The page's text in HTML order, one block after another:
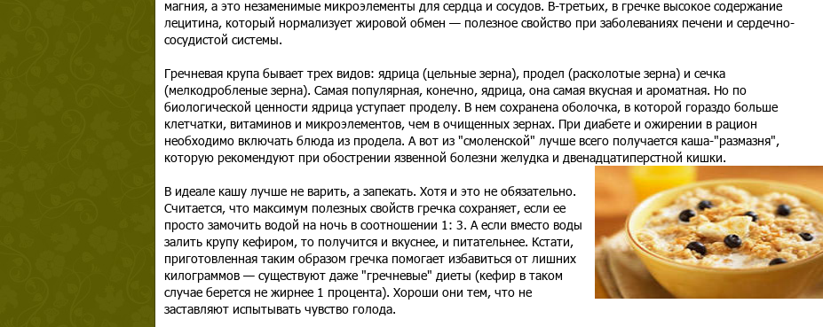
магния, а это незаменимые микроэлементы для сердца и сосудов. В-третьих, в гречке высокое содержание
лецитина, который нормализует жировой обмен — полезное свойство при заболеваниях печени и сердечно-
сосудистой системы.
Гречневая крупа бывает трех видов: ядрица (цельные зерна), продел (расколотые зерна) и сечка
(мелкодробленые зерна). Самая популярная, конечно, ядрица, она самая вкусная и ароматная. Но по
биологической ценности ядрица уступает проделу. В нем сохранена оболочка, в которой гораздо больше
клетчатки, витаминов и микроэлементов, чем в очищенных зернах. При диабете и ожирении в рацион
необходимо включать блюда из продела. А вот из "смоленской" лучше всего получается каша-"размазня",
которую рекомендуют при обострении язвенной болезни желудка и двенадцатиперстной кишки.
В идеале кашу лучше не варить, а запекать. Хотя и это не обязательно.
Считается, что максимум полезных свойств гречка сохраняет, если ее
просто замочить водой на ночь в соотношении 1: 3. А если вместо воды
залить крупу кефиром, то получится и вкуснее, и питательнее. Кстати,
приготовленная таким образом гречка помогает избавиться от лишних
килограммов — существуют даже "гречневые" диеты (кефир в таком
случае берется не жирнее 1 процента). Хороши они тем, что не
заставляют испытывать чувство голода.